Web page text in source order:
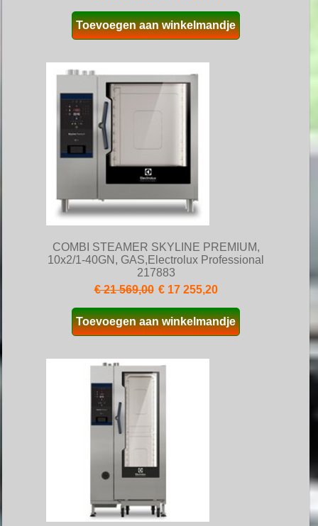
Toevoegen aan winkelmandje
COMBI STEAMER SKYLINE PREMIUM,
10x2/1-40GN, GAS,Electrolux Professional
217883
€ 21 569,00 € 17 255,20
Toevoegen aan winkelmandje